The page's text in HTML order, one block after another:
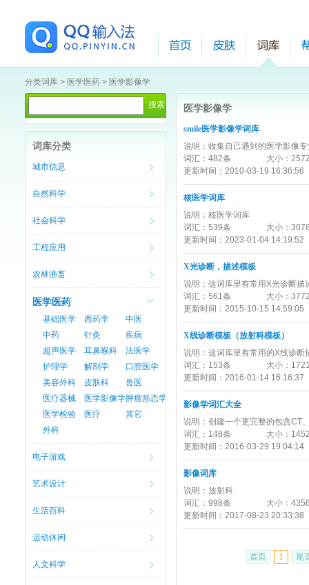
分类词库 > 医学医药 > 医学影像学
词库分类
城市信息
自然科学
社会科学
工程应用
农林渔畜
医学医药
基础医学 西药学
中医
中药
针灸
疾病
超声医学
耳鼻喉科
法医学
护理学
解剖学
口腔医学
美容外科
皮肤科
兽医
医疗器械
医学影像学肿瘤形态学
医学检验
医疗
其它
外科
电子游戏
艺术设计
生活百科
运动休闲
人文科学
医学影像学
smile医学影像学词库
说明： 收集自己遇到的医学影像
词汇： 482条 大小：
更新时间： 2010-03-19 16:36:56
核医学词库
说明： 核医学词库
词汇： 539条 大小：
更新时间： 2023-01-04 14:19:52
X光诊断，描述模板
说明： 这词库里有常用X光诊断描
词汇： 561条 大小：
更新时间： 2015-10-15 14:59:05
X线诊断模板（放射科模板）
说明： 这词库里有常用的X线诊断
词汇： 153条 大小：
更新时间： 2016-01-14 16:16:37
影像学词汇大全
说明： 创建一个更完整的包含CT
词汇： 148条 大小：
更新时间： 2016-03-29 19:04:14
影像词库
说明： 放射科
词汇： 998条 大小：
更新时间： 2017-08-23 20:33:38
首页 1 尾